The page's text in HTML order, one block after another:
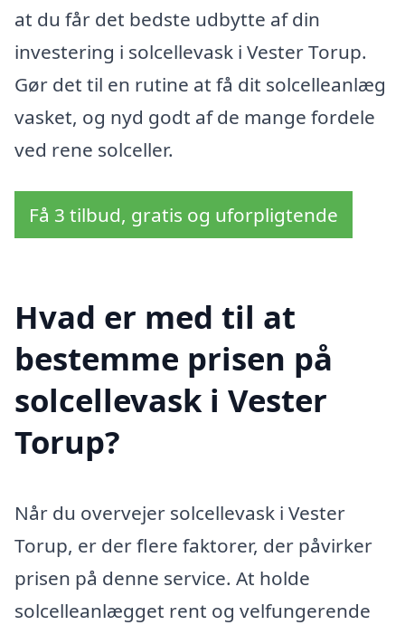
at du får det bedste udbytte af din
investering i solcellevask i Vester Torup.
Gør det til en rutine at få dit solcelleanlæg
vasket, og nyd godt af de mange fordele
ved rene solceller.
Få 3 tilbud, gratis og uforpligtende
Hvad er med til at
bestemme prisen på
solcellevask i Vester
Torup?
Når du overvejer solcellevask i Vester
Torup, er der flere faktorer, der påvirker
prisen på denne service. At holde
solcelleanlægget rent og velfungerende